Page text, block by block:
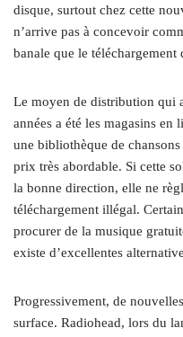
disque, surtout chez cette
n’arrive pas à concevoir
banale que le
Le moyen de distribution qui
années a été les magasins en
une bibliothèque de
prix très abordable. Si cette
la bonne direction, elle ne
téléchargement illégal.
procurer de la musique
existe d’excellentes
Progressivement, de
surface. Radiohead, lors du